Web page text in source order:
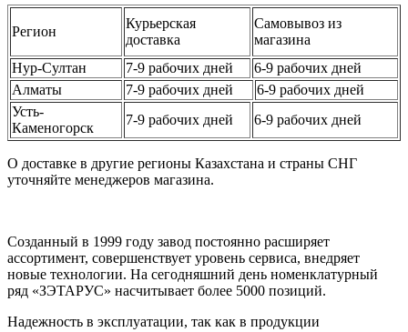
Регион
Курьерская
доставка
Самовывоз из
магазина
Нур-Султан
7-9 рабочих дней
6-9 рабочих дней
Алматы
7-9 рабочих дней
6-9 рабочих дней
Усть-
Каменогорск
7-9 рабочих дней 6-9 рабочих дней
О доставке в другие регионы Казахстана и страны СНГ
уточняйте менеджеров магазина.
Созданный в 1999 году завод постоянно расширяет
ассортимент, совершенствует уровень сервиса, внедряет
новые технологии. На сегодняшний день номенклатурный
ряд «ЗЭТАРУС» насчитывает более 5000 позиций.
Надежность в эксплуатации, так как в продукции